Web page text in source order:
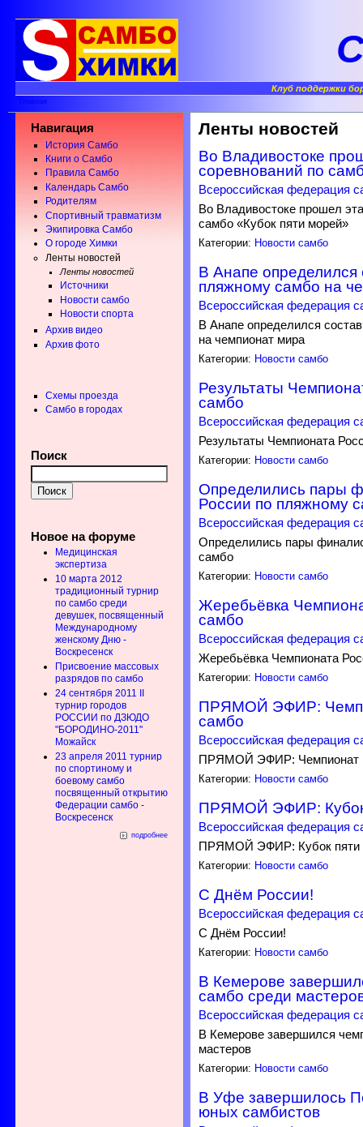
Клуб поддержки
Главная
Навигация
История Самбо
Книги о Самбо
Правила Самбо
Календарь Самбо
Родителям
Спортивный травматизм
Экипировка Самбо
О городе Химки
Ленты новостей
Ленты новостей
Источники
Новости самбо
Новости спорта
Архив видео
Архив фото
Схемы проезда
Самбо в городах
Поиск
Новое на форуме
Медицинская
экспертиза
10 марта 2012
традиционный турнир
по самбо среди
девушек, посвященный
Международному
женскому Дню -
Воскресенск
Присвоение массовых
разрядов по самбо
24 сентября 2011 II
турнир городов
РОССИИ по ДЗЮДО
"БОРОДИНО-2011"
Можайск
23 апреля 2011 турнир
по спортиному и
боевому самбо
посвященный открытию
Федерации самбо -
Воскресенск
подробнее
Ленты новостей
Во Владивостоке
соревнований по
Всероссийская федерация
Во Владивостоке прошел
самбо «Кубок пяти морей»
Категории: Новости самбо
В Анапе определился
пляжному самбо на
Всероссийская федерация
В Анапе определился
на чемпионат мира
Категории: Новости самбо
Результаты
самбо
Всероссийская федерация
Результаты Чемпионата
Категории: Новости самбо
Определились пары
России по пляжному
Всероссийская федерация
Определились пары
самбо
Категории: Новости самбо
Жеребьёвка
самбо
Всероссийская федерация
Жеребьёвка Чемпионата
Категории: Новости самбо
ПРЯМОЙ ЭФИР:
самбо
Всероссийская федерация
ПРЯМОЙ ЭФИР: Чемпионат
Категории: Новости самбо
ПРЯМОЙ ЭФИР: Кубок
Всероссийская федерация
ПРЯМОЙ ЭФИР: Кубок пяти
Категории: Новости самбо
С Днём России!
Всероссийская федерация
С Днём России!
Категории: Новости самбо
В Кемерове
самбо среди
Всероссийская федерация
В Кемерове завершился
мастеров
Категории: Новости самбо
В Уфе завершилось
юных самбистов